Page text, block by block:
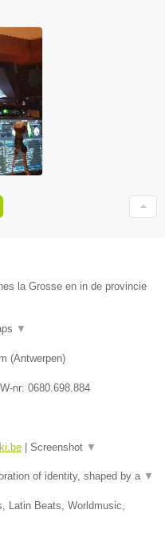
la Grosse en in de provincie
▼
(Antwerpen)
nr: 0680.698.884
Screenshot ▼
of identity, shaped by a ▼
Latin Beats, Worldmusic,